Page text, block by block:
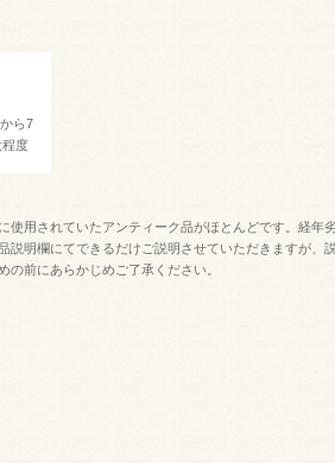
ら7
程度
使用されていたアンティーク品がほとんどです。経年
明欄にてできるだけご説明させていただきますが、
前にあらかじめご了承ください。